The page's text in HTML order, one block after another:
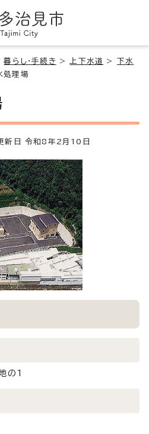
暮らし・手続き > 上下水道 > 下水
処理場
日 令和8年2月10日
の1